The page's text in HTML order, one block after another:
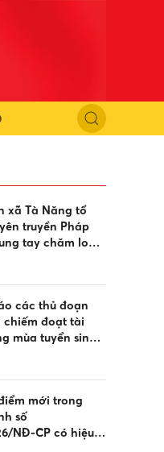
xã Tà Năng tổ
truyền Pháp
tay chăm lo
các thủ đoạn
chiếm đoạt tài
mùa tuyển sinh
mới trong
số
NĐ-CP có hiệu